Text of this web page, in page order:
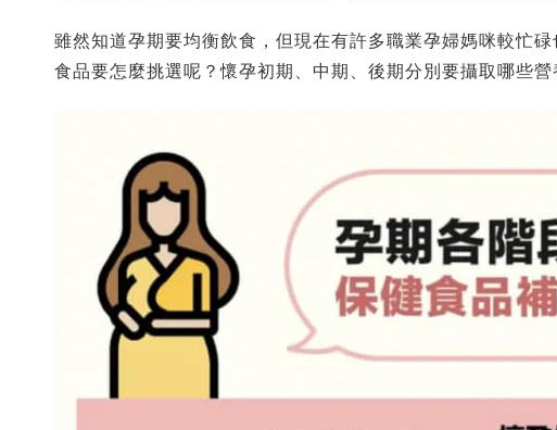
雖然知道孕期要均衡飲食，但現在有許多職業孕婦媽咪較忙
食品要怎麼挑選呢？懷孕初期、中期、後期分別要攝取哪些